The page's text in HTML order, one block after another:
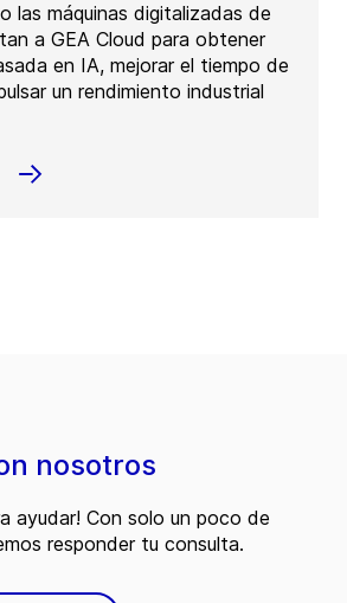
las máquinas digitalizadas de
a GEA Cloud para obtener
en IA, mejorar el tiempo de
un rendimiento industrial
nosotros
ayudar! Con solo un poco de
responder tu consulta.